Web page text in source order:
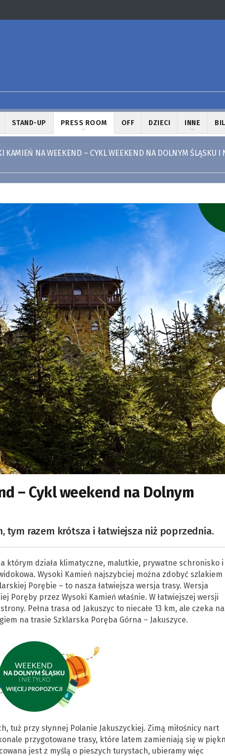
STAND-UP PRESS ROOM OFF DZIECI INNE
KAMIEŃ NA WEEKEND – CYKL WEEKEND NA DOLNYM ŚLĄSKU I
– Cykl weekend na Dolnym
tym razem krótsza i łatwiejsza niż poprzednia.
którym działa klimatyczne, malutkie, prywatne schronisko i
Wysoki Kamień najszybciej można zdobyć szlakiem
Porębie – to nasza łatwiejsza wersja trasy. Wersja
Poręby przez Wysoki Kamień właśnie. W łatwiejszej wersji
Pełna trasa od Jakuszyc to niecałe 13 km, ale czeka
na trasie Szklarska Poręba Górna – Jakuszyce.
tuż przy słynnej Polanie Jakuszyckiej. Zimą miłośnicy nart
przygotowane trasy, które latem zamieniają się w
jest z myślą o pieszych turystach, ubieramy więc